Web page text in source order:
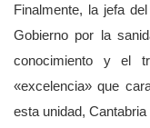
Finalmente, la jefa
Gobierno por la
conocimiento y el
«excelencia» que
esta unidad,